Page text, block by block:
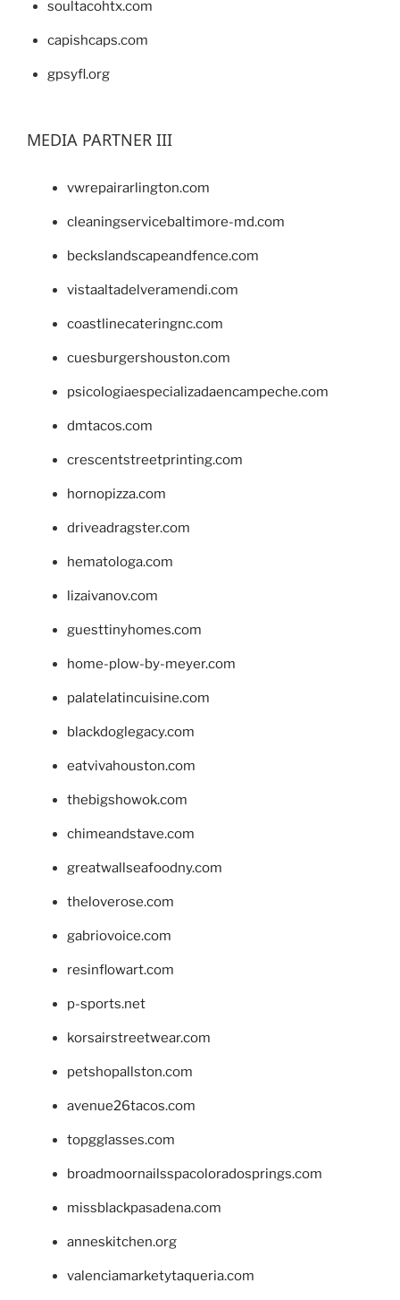
soultacohtx.com
capishcaps.com
gpsyfl.org
MEDIA PARTNER III
vwrepairarlington.com
cleaningservicebaltimore-md.com
beckslandscapeandfence.com
vistaaltadelveramendi.com
coastlinecateringnc.com
cuesburgershouston.com
psicologiaespecializadaencampeche.com
dmtacos.com
crescentstreetprinting.com
hornopizza.com
driveadragster.com
hematologa.com
lizaivanov.com
guesttinyhomes.com
home-plow-by-meyer.com
palatelatincuisine.com
blackdoglegacy.com
eatvivahouston.com
thebigshowok.com
chimeandstave.com
greatwallseafoodny.com
theloverose.com
gabriovoice.com
resinflowart.com
p-sports.net
korsairstreetwear.com
petshopallston.com
avenue26tacos.com
topgglasses.com
broadmoornailsspacoloradosprings.com
missblackpasadena.com
anneskitchen.org
valenciamarketytaqueria.com